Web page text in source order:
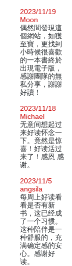
2023/11/19
Moon
偶然間發現這
個網站，如獲
至寶，更找到
小時候很喜歡
的一本書終於
出現電子版，
感謝團隊的無
私分享，謝謝
好讀！
2023/11/18
Michael
无意间想起过
来好读怀念一
下。竟然是惊
喜！好读活过
来了！感恩 感
谢。
2023/11/5
angsila
每周上好读看
看是否有新
书，这已经成
了一个习惯。
这种陪伴是一
种舒服的，充
满确定感的安
心。感谢好
读。